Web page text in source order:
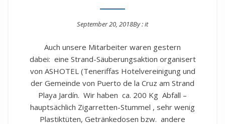
September 20, 2018By :it
Auch unsere Mitarbeiter waren gestern
dabei: eine Strand-Säuberungsaktion organisert
von ASHOTEL (Teneriffas Hotelvereinigung und
der Gemeinde von Puerto de la Cruz am Strand
Playa Jardín. Wir haben ca. 200 Kg Abfall –
hauptsächlich Zigarretten-Stummel , sehr wenig
Plastiktüten, Getränkedosen bzw. andere